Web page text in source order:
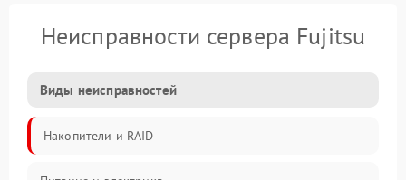
Неисправности сервера Fujitsu
Виды неисправностей
Накопители и RAID